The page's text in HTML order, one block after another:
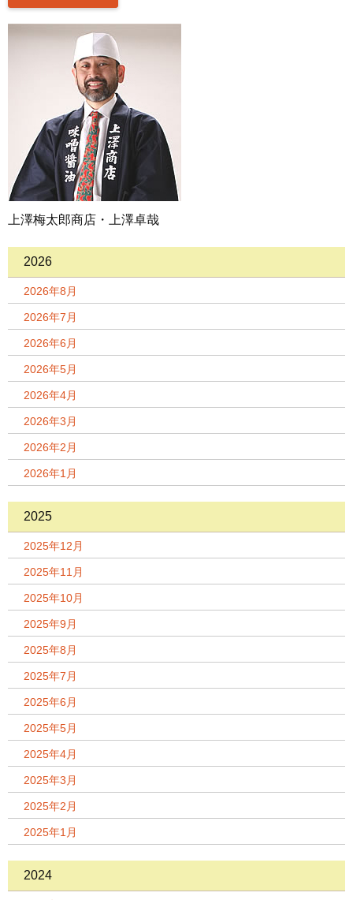
上澤梅太郎商店・上澤卓哉
2026
2026年8月
2026年7月
2026年6月
2026年5月
2026年4月
2026年3月
2026年2月
2026年1月
2025
2025年12月
2025年11月
2025年10月
2025年9月
2025年8月
2025年7月
2025年6月
2025年5月
2025年4月
2025年3月
2025年2月
2025年1月
2024